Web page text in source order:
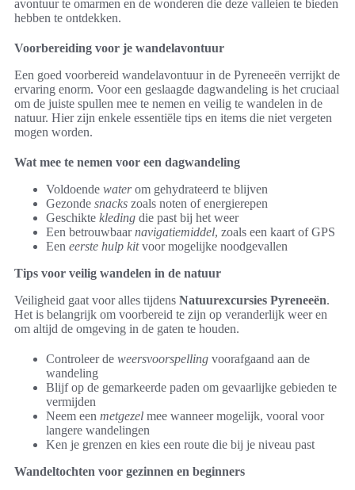
avontuur te omarmen en de wonderen die deze valleien te bieden
hebben te ontdekken.
Voorbereiding voor je wandelavontuur
Een goed voorbereid wandelavontuur in de Pyreneeën verrijkt de
ervaring enorm. Voor een geslaagde dagwandeling is het cruciaal
om de juiste spullen mee te nemen en veilig te wandelen in de
natuur. Hier zijn enkele essentiële tips en items die niet vergeten
mogen worden.
Wat mee te nemen voor een dagwandeling
Voldoende waterom gehydrateerd te blijven
Gezonde snacks zoals noten of energierepen
Geschikte kleding die past bij het weer
Een betrouwbaarnavigatiemiddel, zoals een kaart of GPS
Een eerste hulp kitvoor mogelijke noodgevallen
Tips voor veilig wandelen in de natuur
Veiligheid gaat voor alles tijdens Natuurexcursies Pyreneeën.
Het is belangrijk om voorbereid te zijn op veranderlijk weer en
om altijd de omgeving in de gaten te houden.
Controleer de weersvoorspelling voorafgaand aan de
wandeling
Blijf op de gemarkeerde paden om gevaarlijke gebieden te
vermijden
Neem een metgezel mee wanneer mogelijk, vooral voor
langere wandelingen
Ken je grenzen en kies een route die bij je niveau past
Wandeltochten voor gezinnen en beginners